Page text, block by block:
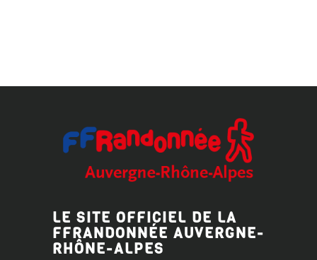
LE SITE OFFICIEL DE LA
FFRANDONNÉE AUVERGNE-
RHÔNE-ALPES